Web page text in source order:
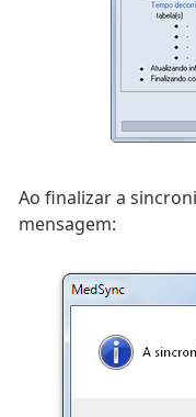
Ao finalizar a
mensagem: